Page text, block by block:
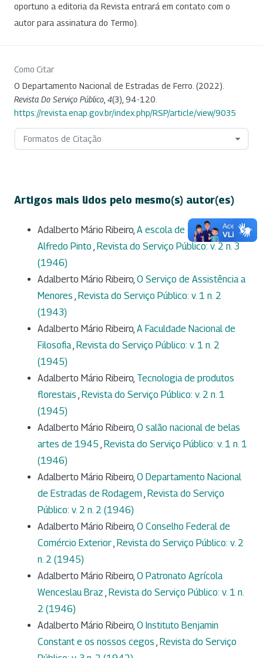
oportuno a editoria da Revista entrará em contato com o
autor para assinatura do Termo).
Como Citar
O Departamento Nacional de Estradas de Ferro. (2022).
Revista Do Serviço Público 4(3), 94-120.
https://revista.enap.gov.br/index.php/RSP/article/view/9035
Formatos de Citação
Artigos mais lidos pelo mesmo(s) autor(es)
Adalberto Mário Ribeiro, A escola de enfermagem
Alfredo Pinto , Revista do Serviço Público: v. 2 n. 3
(1946)
Adalberto Mário Ribeiro, O Serviço de Assistência a
Menores , Revista do Serviço Público: v. 1 n. 2
(1943)
Adalberto Mário Ribeiro, A Faculdade Nacional de
Filosofia, Revista do Serviço Público: v. 1 n. 2
(1945)
Adalberto Mário Ribeiro, Tecnologia de produtos
florestais , Revista do Serviço Público: v. 2 n. 1
(1945)
Adalberto Mário Ribeiro, O salão nacional de belas
artes de 1945 , Revista do Serviço Público: v. 1 n. 1
(1946)
Adalberto Mário Ribeiro, O Departamento Nacional
de Estradas de Rodagem , Revista do Serviço
Público: v. 2 n. 2 (1946)
Adalberto Mário Ribeiro, O Conselho Federal de
Comércio Exterior, Revista do Serviço Público: v. 2
n. 2 (1945)
Adalberto Mário Ribeiro, O Patronato Agrícola
Wenceslau Braz , Revista do Serviço Público: v. 1 n.
2 (1946)
Adalberto Mário Ribeiro, O Instituto Benjamin
Constant e os nossos cegos , Revista do Serviço